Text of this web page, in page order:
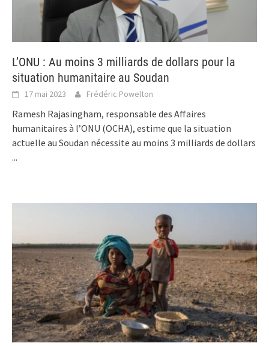
L’ONU : Au moins 3 milliards de dollars pour la
situation humanitaire au Soudan
17 mai 2023 Frédéric Powelton
Ramesh Rajasingham, responsable des Affaires
humanitaires à l’ONU (OCHA), estime que la situation
actuelle au Soudan nécessite au moins 3 milliards de dollars
...